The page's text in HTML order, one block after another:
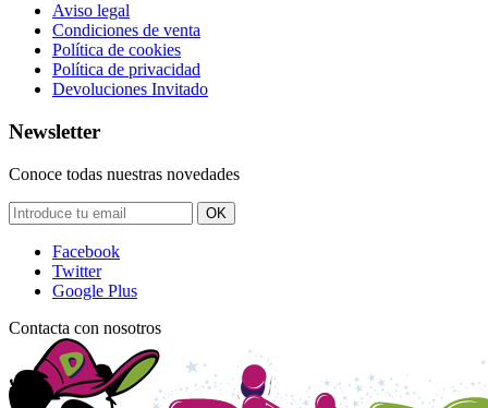
Aviso legal
Condiciones de venta
Política de cookies
Política de privacidad
Devoluciones Invitado
Newsletter
Conoce todas nuestras novedades
OK
Facebook
Twitter
Google Plus
Contacta con nosotros